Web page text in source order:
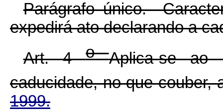
Parágrafo único.
expedirá ato declarando a
Art. 4oAplica-se ao
caducidade, no que couber,
1999.